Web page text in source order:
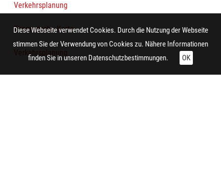
Verkehrsplanung
Thematische Karte
Verkehrsplanung
Diese Webseite verwendet Cookies. Durch die Nutzung der Webseite
stimmen Sie der Verwendung von Cookies zu. Nähere Informationen
finden Sie in unseren Datenschutzbestimmungen. OK